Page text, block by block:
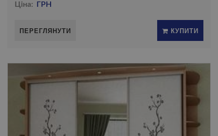
Ціна: ГРН
ПЕРЕГЛЯНУТИ КУПИТИ